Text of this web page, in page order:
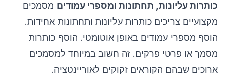
כותרות עליונות, תחתונות ומספרי עמודים מסמכים
מקצועיים צריכים כותרות עליונות ותחתונות אחידות.
הוסף מספרי עמודים באופן אוטומטי. הוסף כותרות
מסמך או פרטי פרקים. זה חשוב במיוחד למסמכים
ארוכים שבהם הקוראים זקוקים לאוריינטציה.